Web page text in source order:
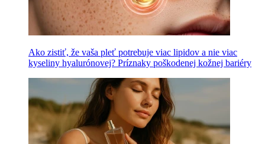
Ako zistiť, že vaša pleť potrebuje viac lipidov a nie viac
kyseliny hyalurónovej? Príznaky poškodenej kožnej bariéry